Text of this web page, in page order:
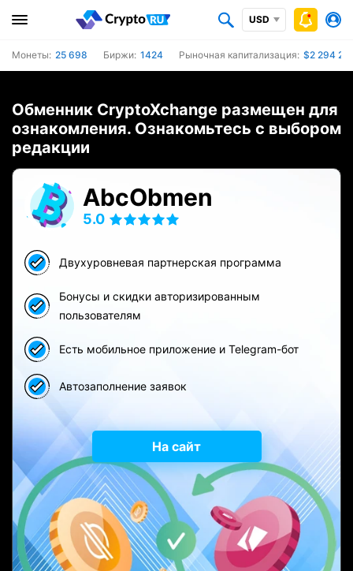
USD
Монеты: 25 698 Биржи: 1424 Рыночная капитализация: $2 294
Обменник CryptoXchange размещен для
ознакомления. Ознакомьтесь с выбором
редакции
AbcObmen
5.0
Двухуровневая партнерская программа
Бонусы и скидки авторизированным
пользователям
Есть мобильное приложение и Telegram-бот
Автозаполнение заявок
На сайт